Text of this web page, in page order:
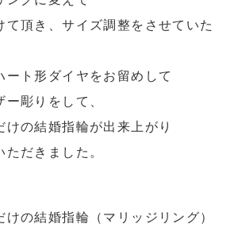
て頂き、サイズ調整をさせていた
ート形ダイヤをお留めして
彫りをして、
けの結婚指輪が出来上がり
だきました。
けの結婚指輪（マリッジリング）